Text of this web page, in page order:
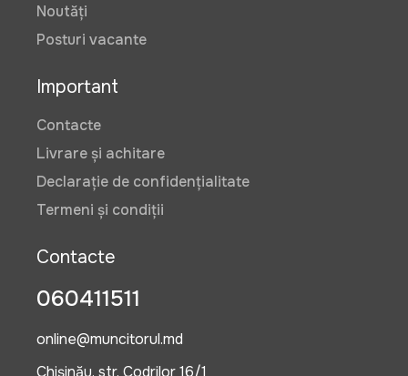
Noutăți
Posturi vacante
Important
Contacte
Livrare și achitare
Declarație de confidențialitate
Termeni și condiții
Contacte
060411511
online@muncitorul.md
Chișinău, str. Codrilor 16/1